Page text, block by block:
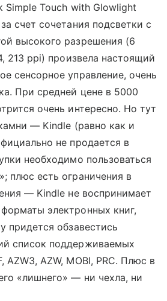
Simple Touch with Glowlight
счет сочетания подсветки с
высокого разрешения (6
213 ppi) произвела настоящий
сенсорное управление, очень
При средней цене в 5000
очень интересно. Но тут
— Kindle (равно как и
не продается в
необходимо пользоваться
плюс есть ограничения в
— Kindle не воспринимает
электронных книг,
придется обзавестись
список поддерживаемых
AZW3, AZW, MOBI, PRC. Плюс в
«лишнего» — ни чехла, ни